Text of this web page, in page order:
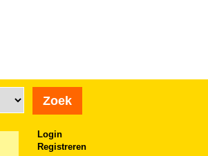
Login
Registreren